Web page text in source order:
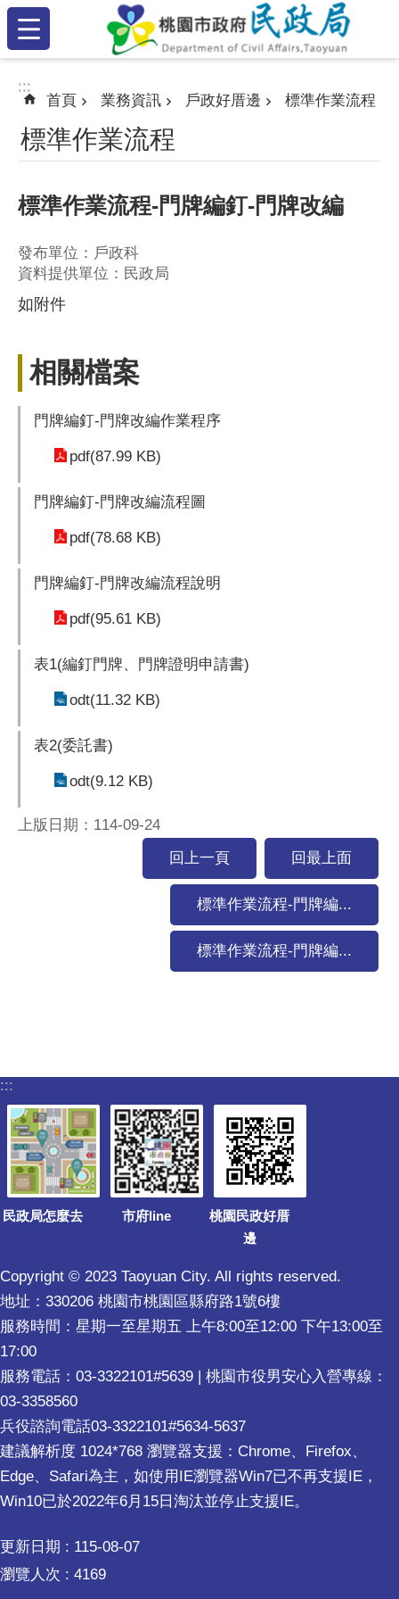
跳到主要內容區塊
:::
:::
:::
首頁 業務資訊 戶政好厝邊 標準作業流程
標準作業流程
標準作業流程-門牌編釘-門牌改編
發布單位：戶政科
資料提供單位：民政局
如附件
相關檔案
門牌編釘-門牌改編作業程序
pdf(87.99 KB)
門牌編釘-門牌改編流程圖
pdf(78.68 KB)
門牌編釘-門牌改編流程說明
pdf(95.61 KB)
表1(編釘門牌、門牌證明申請書)
odt(11.32 KB)
表2(委託書)
odt(9.12 KB)
上版日期：114-09-24
回上一頁
回最上面
標準作業流程-門牌編...
標準作業流程-門牌編...
:::
民政局怎麼去 市府line
桃園民政好厝
邊
Copyright © 2023 Taoyuan City. All rights reserved.
地址：330206 桃園市桃園區縣府路1號6樓
服務時間：星期一至星期五 上午8:00至12:00 下午13:00至
17:00
服務電話：03-3322101#5639 | 桃園市役男安心入營專線：
03-3358560
兵役諮詢電話03-3322101#5634-5637
建議解析度 1024*768 瀏覽器支援：Chrome、Firefox、
Edge、Safari為主，如使用IE瀏覽器Win7已不再支援IE，
Win10已於2022年6月15日淘汰並停止支援IE。
更新日期
115-08-07
瀏覽人次
4169